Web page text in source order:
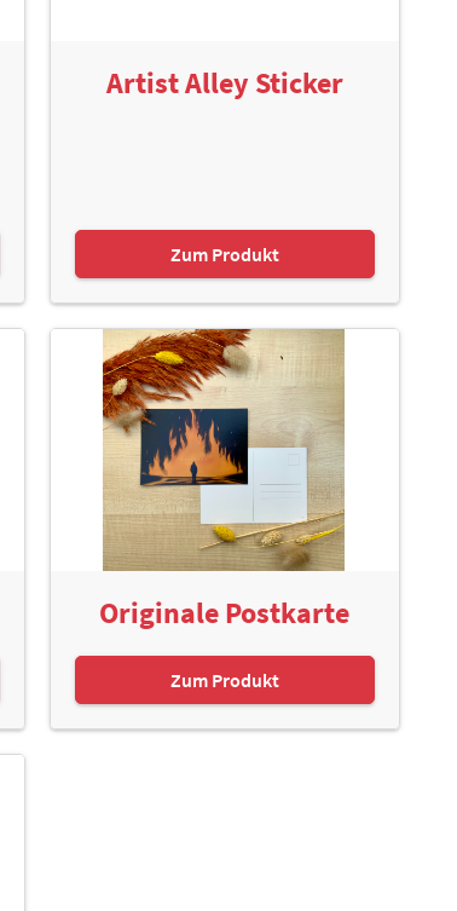
Artist Alley Sticker
Zum Produkt
Originale Postkarte
Zum Produkt